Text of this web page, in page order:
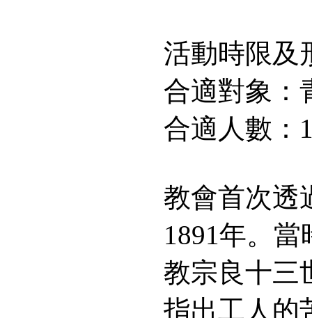
活動時限及
合適對象：
合適人數：
教會首次透
1891年。
教宗良十三
指出工人的